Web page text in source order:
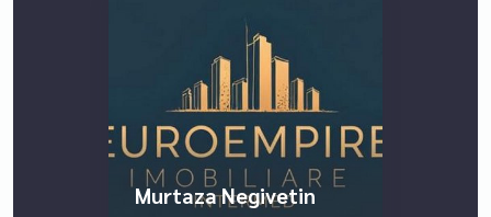
Murtaza Negivetin